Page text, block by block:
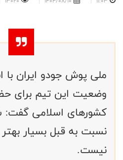
ملی پوش جودو ایران با
وضعیت این تیم برای
کشورهای اسلامی گفت:
نسبت به قبل بسیار
نیست.